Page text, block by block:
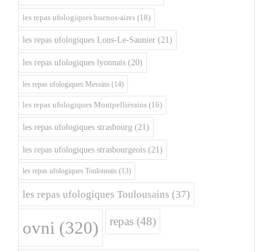
les repas ufologiques buenos-aires (18)
les repas ufologiques Lons-Le-Saunier (21)
les repas ufologiques lyonnais (20)
les repas ufologiques Messins (14)
les repas ufologiques Montpelliérains (16)
les repas ufologiques strasbourg (21)
les repas ufologiques strasbourgeois (21)
les repas ufologiques Toulonnais (13)
les repas ufologiques Toulousains (37)
ovni (320) repas (48)